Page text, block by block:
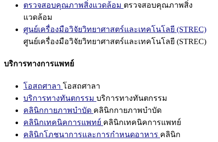
ตรวจสอบคุณภาพสิ่งแวดล้อม ตรวจสอบคุณภาพสิ่ง
แวดล้อม
ศูนย์เครื่องมือวิจัยวิทยาศาสตร์และเทคโนโลยี (STREC)
ศูนย์เครื่องมือวิจัยวิทยาศาสตร์และเทคโนโลยี (STREC)
บริการทางการแพทย์
โอสถศาลา โอสถศาลา
บริการทางทันตกรรม บริการทางทันตกรรม
คลินิกกายภาพบำบัด คลินิกกายภาพบำบัด
คลินิกเทคนิคการแพทย์ คลินิกเทคนิคการแพทย์
คลินิกโภชนาการและการกำหนดอาหาร คลินิก